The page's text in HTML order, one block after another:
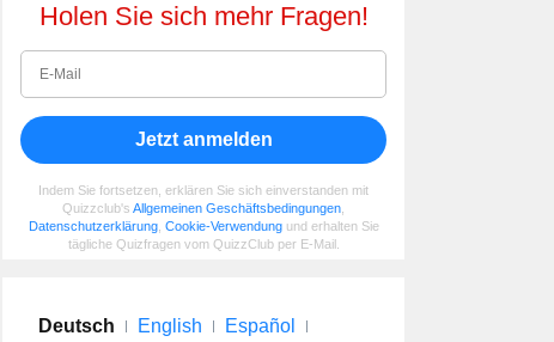
Holen Sie sich mehr Fragen!
Jetzt anmelden
Indem Sie fortsetzen, erklären Sie sich einverstanden mit
Quizzclub's Allgemeinen Geschäftsbedingungen
Datenschutzerklärung, Cookie-Verwendungund erhalten Sie
tägliche Quizfragen vom QuizzClub per E-Mail.
Deutsch English
Español